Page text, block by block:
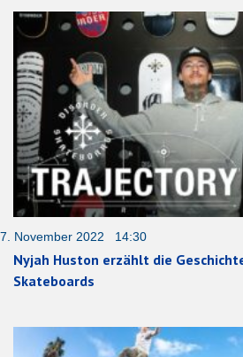
7. November 2022 14:30
Nyjah Huston erzählt die
Skateboards